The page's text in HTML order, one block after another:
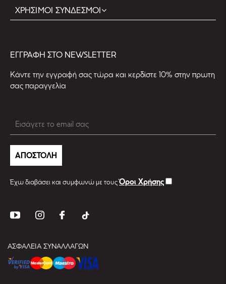
ΧΡΗΣΙΜΟΙ ΣΥΝΔΕΣΜΟΙ
EΓΓΡΑΦΗ ΣΤΟ NEWSLETTER
Kάντε την εγγραφή σας τώρα και κερδίστε 10% στην πρωτη
σας παραγγελία
ΑΠΟΣΤΟΛΗ
Έχω διαβάσει και συμφωνώ με τουςΌροι Χρήσης
ΑΣΦΑΛΕΙΑ ΣΥΝΑΛΛΑΓΩΝ